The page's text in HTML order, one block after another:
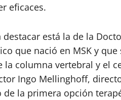
eficaces.
está la de la
que nació en MSK y
columna vertebral y el
Ingo Mellinghoff,
la primera opción